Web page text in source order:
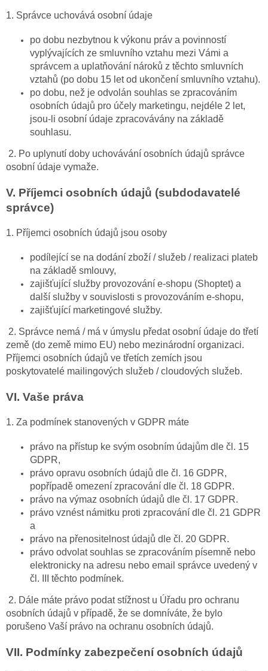
1. Správce uchovává osobní údaje
po dobu nezbytnou k výkonu práv a povinností
vyplývajících ze smluvního vztahu mezi Vámi a
správcem a uplatňování nároků z těchto smluvních
vztahů (po dobu 15 let od ukončení smluvního vztahu).
po dobu, než je odvolán souhlas se zpracováním
osobních údajů pro účely marketingu, nejdéle 2 let,
jsou-li osobní údaje zpracovávány na základě
souhlasu.
2. Po uplynutí doby uchovávání osobních údajů správce
osobní údaje vymaže.
V. Příjemci osobních údajů (subdodavatelé
správce)
1. Příjemci osobních údajů jsou osoby
podílející se na dodání zboží / služeb / realizaci plateb
na základě smlouvy,
zajišťující služby provozování e-shopu (Shoptet) a
další služby v souvislosti s provozováním e-shopu,
zajišťující marketingové služby.
2. Správce nemá / má v úmyslu předat osobní údaje do třetí
země (do země mimo EU) nebo mezinárodní organizaci.
Příjemci osobních údajů ve třetích zemích jsou
poskytovatelé mailingových služeb / cloudových služeb.
VI. Vaše práva
1. Za podmínek stanovených v GDPR máte
právo na přístup ke svým osobním údajům dle čl. 15
GDPR,
právo opravu osobních údajů dle čl. 16 GDPR,
popřípadě omezení zpracování dle čl. 18 GDPR.
právo na výmaz osobních údajů dle čl. 17 GDPR.
právo vznést námitku proti zpracování dle čl. 21 GDPR
a
právo na přenositelnost údajů dle čl. 20 GDPR.
právo odvolat souhlas se zpracováním písemně nebo
elektronicky na adresu nebo email správce uvedený v
čl. III těchto podmínek.
2. Dále máte právo podat stížnost u Úřadu pro ochranu
osobních údajů v případě, že se domníváte, že bylo
porušeno Vaší právo na ochranu osobních údajů.
VII. Podmínky zabezpečení osobních údajů